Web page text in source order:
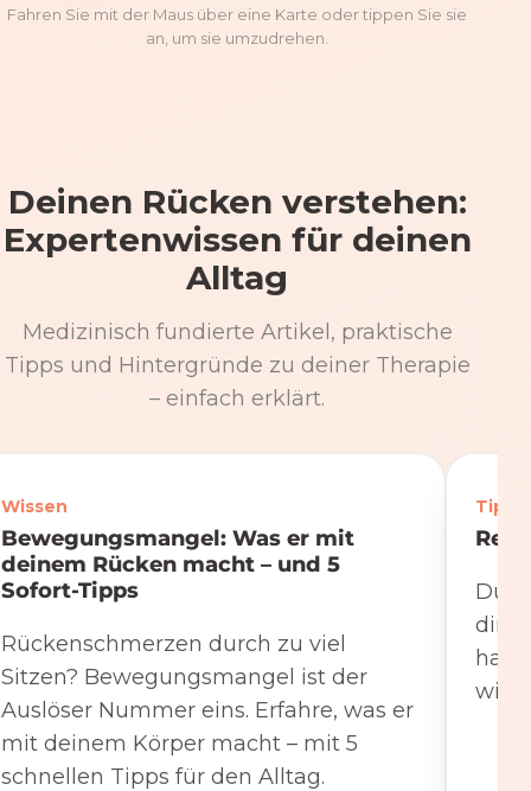
Fahren Sie mit der Maus über eine Karte oder tippen Sie sie
an, um sie umzudrehen.
Deinen Rücken verstehen:
Expertenwissen für deinen
Alltag
Medizinisch fundierte Artikel, praktische
Tipps und Hintergründe zu deiner Therapie
– einfach erklärt.
Wissen
Bewegungsmangel: Was er mit
deinem Rücken macht – und 5
Sofort-Tipps
Rückenschmerzen durch zu viel
Sitzen? Bewegungsmangel ist der
Auslöser Nummer eins. Erfahre, was er
mit deinem Körper macht – mit 5
schnellen Tipps für den Alltag.
Tipps
Du
hat.